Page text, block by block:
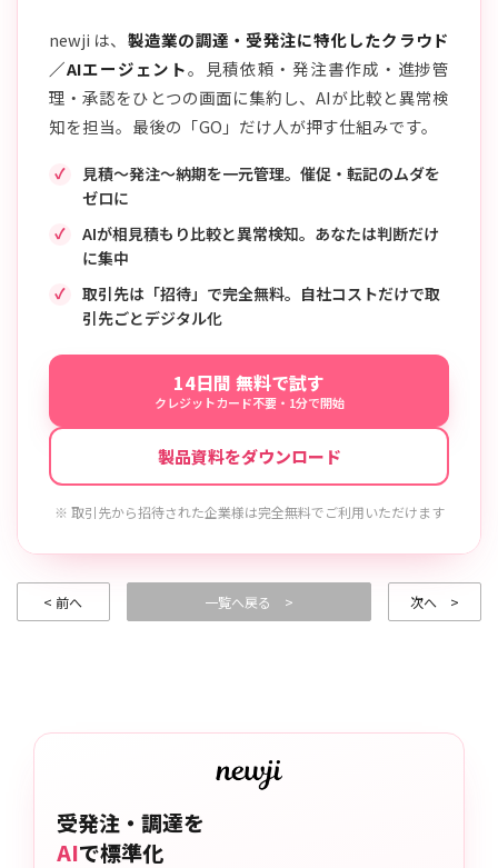
newji は、 製造業の調達・受発注に特化したクラウド
／AIエージェント。見積依頼・発注書作成・進捗管
理・承認をひとつの画面に集約し、AIが比較と異常検
知を担当。最後の「GO」だけ人が押す仕組みです。
見積〜発注〜納期を一元管理。催促・転記のムダを
ゼロに
AIが相見積もり比較と異常検知。あなたは判断だけ
に集中
取引先は「招待」で完全無料。自社コストだけで取
引先ごとデジタル化
14日間 無料で試す
クレジットカード不要・1分で開始
製品資料をダウンロード
※ 取引先から招待された企業様は完全無料でご利用いただけます
< 前へ 一覧へ戻る > 次へ >
受発注・調達を
AIで標準化